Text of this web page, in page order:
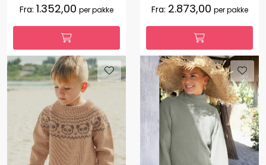
Fra: 1.352,00 per pakke Fra: 2.873,00 per pakke